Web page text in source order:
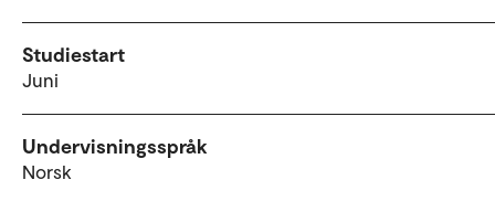
Studiestart
Juni
Undervisningsspråk
Norsk